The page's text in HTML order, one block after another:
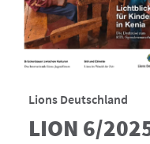
Lions Deutschland
LION 6/